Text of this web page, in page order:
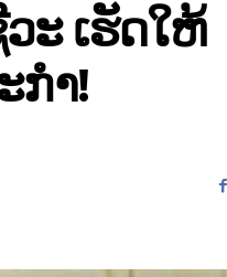
ະ ເຮັດໃຫ້
ກຳ!